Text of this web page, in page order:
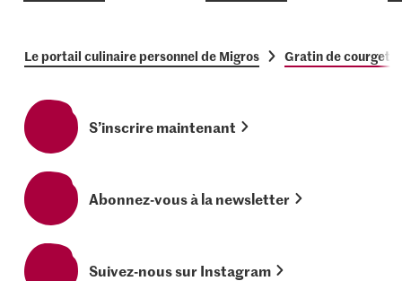
Le portail culinaire personnel de Migros Gratin de
S’inscrire maintenant
Abonnez-vous à la newsletter
Suivez-nous sur Instagram